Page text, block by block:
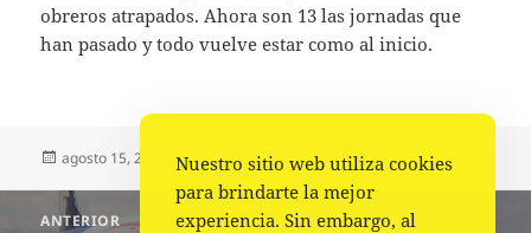
obreros atrapados. Ahora son 13 las jornadas que
han pasado y todo vuelve estar como al inicio.
Publicado
agosto 15, 2022 Autor
Fuente Categorías
Estado ,Portada
Navegación
ANTERIOR
Nuestro sitio web utiliza cookies
para brindarte la mejor
experiencia. Sin embargo, al